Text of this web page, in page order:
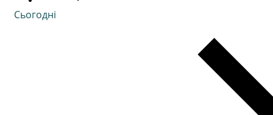
Сьогодні